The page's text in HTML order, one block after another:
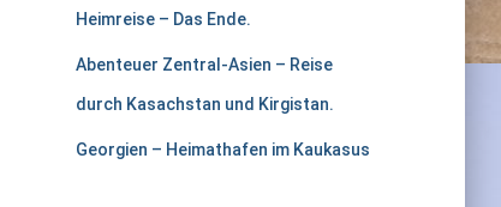
Heimreise – Das Ende.
Abenteuer Zentral-Asien – Reise
durch Kasachstan und Kirgistan.
Georgien – Heimathafen im Kaukasus